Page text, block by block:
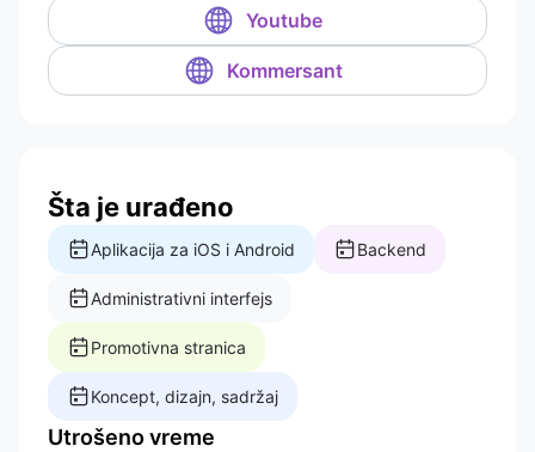
Youtube
Kommersant
Šta je urađeno
Aplikacija za iOS i Android Backend
Administrativni interfejs
Promotivna stranica
Koncept, dizajn, sadržaj
Utrošeno vreme